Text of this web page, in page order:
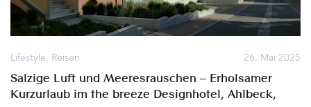
26. Mai 2025
Lifestyle, Reisen
Salzige Luft und Meeresrauschen – Erholsamer
Kurzurlaub im the breeze Designhotel, Ahlbeck,